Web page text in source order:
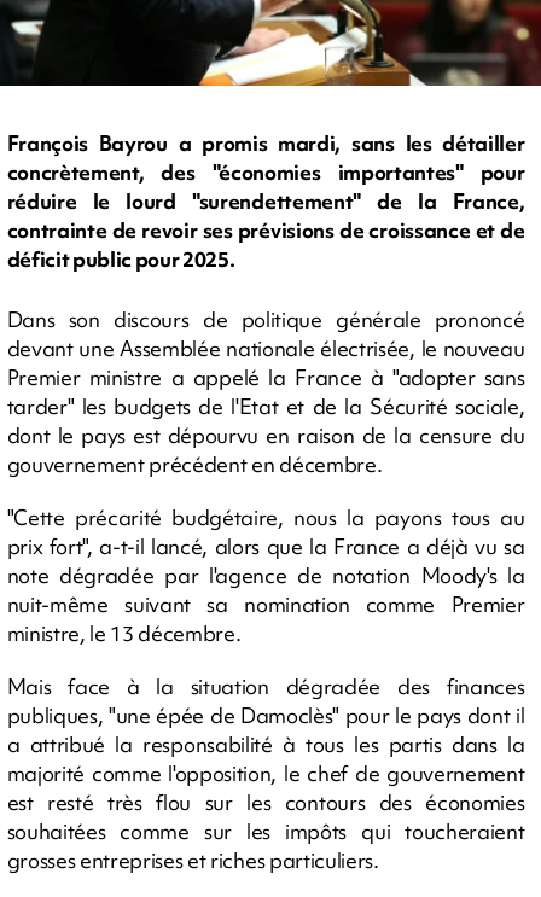
François Bayrou a promis mardi, sans les détailler
concrètement, des "économies importantes" pour
réduire le lourd "surendettement" de la France,
contrainte de revoir ses prévisions de croissance et de
déficit public pour 2025.
Dans son discours de politique générale prononcé
devant une Assemblée nationale électrisée, le nouveau
Premier ministre a appelé la France à "adopter sans
tarder" les budgets de l'Etat et de la Sécurité sociale,
dont le pays est dépourvu en raison de la censure du
gouvernement précédent en décembre.
"Cette précarité budgétaire, nous la payons tous au
prix fort", a-t-il lancé, alors que la France a déjà vu sa
note dégradée par l'agence de notation Moody's la
nuit-même suivant sa nomination comme Premier
ministre, le 13 décembre.
Mais face à la situation dégradée des finances
publiques, "une épée de Damoclès" pour le pays dont il
a attribué la responsabilité à tous les partis dans la
majorité comme l'opposition, le chef de gouvernement
est resté très flou sur les contours des économies
souhaitées comme sur les impôts qui toucheraient
grosses entreprises et riches particuliers.